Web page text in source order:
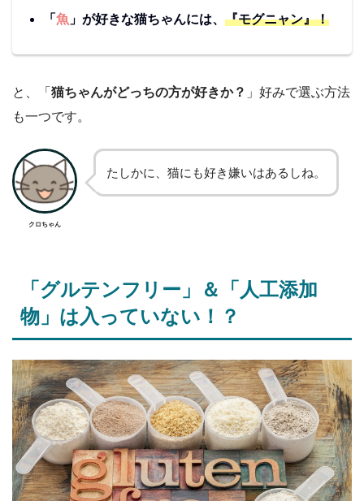
「魚 」が好きな猫ちゃんには、『モグニャン』！
と、「 猫ちゃんがどっちの方が好きか？ 」好みで選ぶ方法
も一つです。
クロちゃん
たしかに、猫にも好き嫌いはあるしね。
「グルテンフリー」＆「人工添加
物」は入っていない！？